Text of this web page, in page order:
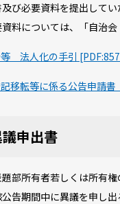
び必要資料を提出してい
料については、「自治
等 法人化の手引
移転等に係る公告申請
申出書
部所有者若しくは所有
告期間中に異議を申し